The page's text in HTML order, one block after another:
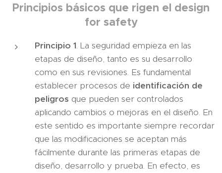
Principios básicos que rigen el design
for safety
Principio 1. La seguridad empieza en las
etapas de diseño, tanto es su desarrollo
como en sus revisiones. Es fundamental
establecer procesos de identificación de
peligros que pueden ser controlados
aplicando cambios o mejoras en el diseño. En
este sentido es importante siempre recordar
que las modificaciones se aceptan más
fácilmente durante las primeras etapas de
diseño, desarrollo y prueba. En efecto, es